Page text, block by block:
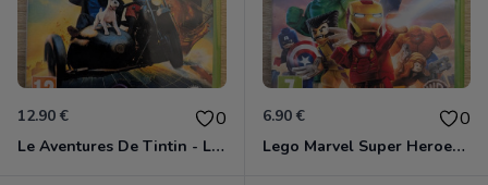
12.90 € 0
Le Aventures De Tintin - Le Secret De La Licorne Xbox 360
6.90 € 0
Lego Marvel Super Heroes Xbox 360